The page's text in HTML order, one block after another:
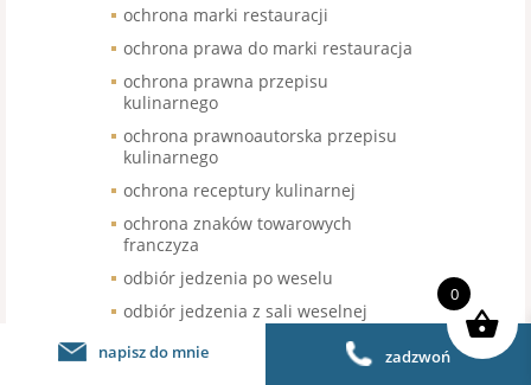
ochrona marki restauracji
ochrona prawa do marki restauracja
ochrona prawna przepisu
kulinarnego
ochrona prawnoautorska przepisu
kulinarnego
ochrona receptury kulinarnej
ochrona znaków towarowych
franczyza
odbiór jedzenia po weselu
odbiór jedzenia z sali weselnej
odbiór nieskonsumowanego jedzenia
po weselu
napisz do mnie zadzwoń
0